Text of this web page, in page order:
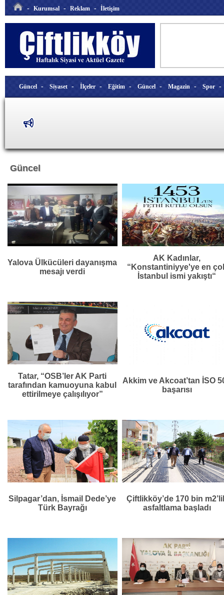
- Kurumsal - Reklam - İletişim
Güncel - Siyaset - İlçeler - Eğitim - Güncel - Magazin - Spor
Güncel
Yalova Ülkücüleri dayanışma
mesajı verdi
AK Kadınlar,
“Konstantiniyye'ye en
İstanbul ismi yakıştı“
Tatar, “OSB’ler AK Parti
tarafından kamuoyuna kabul
ettirilmeye çalışılıyor”
Akkim ve Akcoat’tan İSO
başarısı
Silpagar’dan, İsmail Dede’ye
Türk Bayrağı
Çiftlikköy’de 170 bin
asfaltlama başladı